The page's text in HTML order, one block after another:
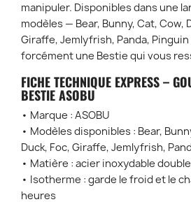
manipuler. Disponibles dans une
modèles — Bear, Bunny, Cat, Cow,
Giraffe, Jemlyfrish, Panda,
forcément une Bestie qui vous
FICHE TECHNIQUE EXPRESS –
BESTIE ASOBU
• Marque : ASOBU
• Modèles disponibles : Bear,
Duck, Foc, Giraffe, Jemlyfrish,
• Matière : acier inoxydable
• Isotherme : garde le froid et le
heures